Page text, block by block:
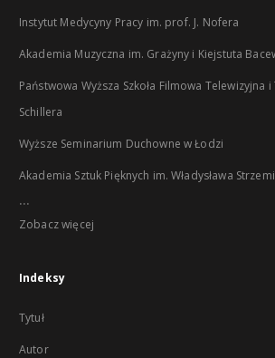
Instytut Medycyny Pracy im. prof. J. Nofera
Akademia Muzyczna im. Grażyny i Kiejstuta
Państwowa Wyższa Szkoła Filmowa Telewizyjna
Schillera
Wyższe Seminarium Duchowne w Łodzi
Akademia Sztuk Pięknych im. Władysława
...
Zobacz więcej
Indeksy
Tytuł
Autor